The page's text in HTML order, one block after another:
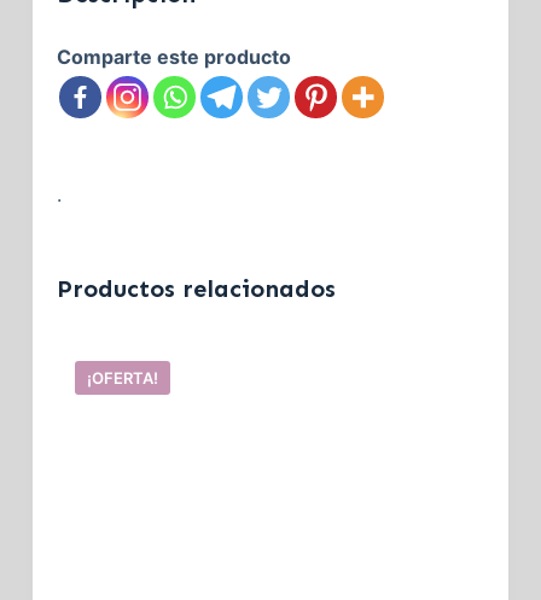
Comparte este producto
.
Productos relacionados
¡OFERTA!